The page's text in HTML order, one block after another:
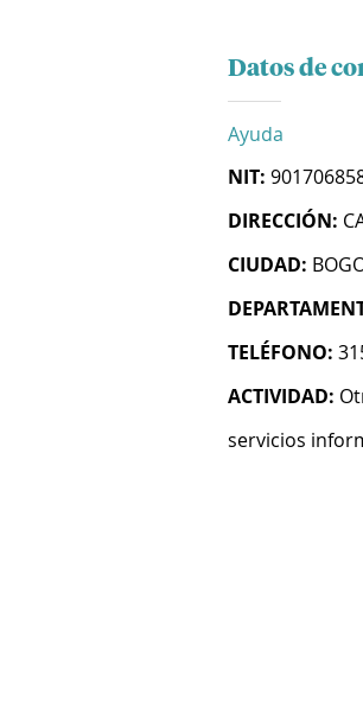
Datos de
Ayuda
NIT:
DIRECCIÓN:
CIUDAD:
TELÉFONO:
ACTIVIDAD:
servicios